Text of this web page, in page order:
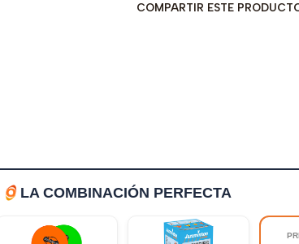
COMPARTIR ESTE
LA COMBINACIÓN PERFECTA